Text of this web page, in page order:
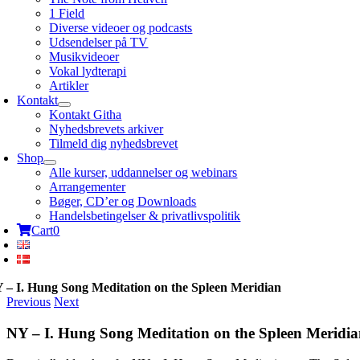
1 Field
Diverse videoer og podcasts
Udsendelser på TV
Musikvideoer
Vokal lydterapi
Artikler
Kontakt
Kontakt Githa
Nyhedsbrevets arkiver
Tilmeld dig nyhedsbrevet
Shop
Alle kurser, uddannelser og webinars
Arrangementer
Bøger, CD’er og Downloads
Handelsbetingelser & privatlivspolitik
Cart0
– I. Hung Song Meditation on the Spleen Meridian
Previous Next
NY – I. Hung Song Meditation on the Spleen